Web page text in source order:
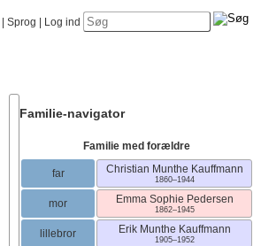
Sprog Log ind
Familie-navigator
Familie med forældre
far Christian Munthe Kauffmann
1860–1944
mor Emma Sophie Pedersen
1862–1945
lillebror Erik Munthe Kauffmann
1905–1952